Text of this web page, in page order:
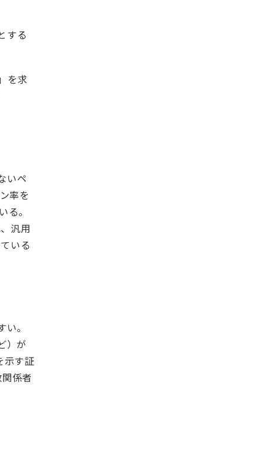
する
を求
いペ
率を
。
汎用
いる
。
）が
示す証
係者